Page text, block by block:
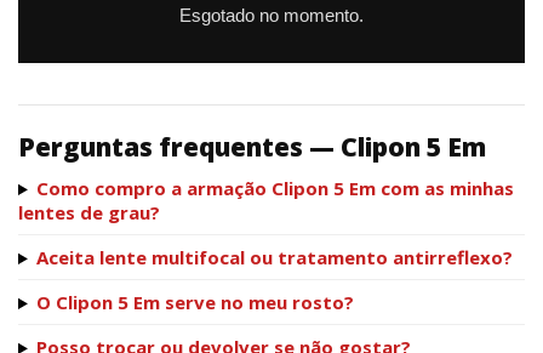
Esgotado no momento.
Perguntas frequentes — Clipon 5 Em
Como compro a armação Clipon 5 Em com as minhas
lentes de grau?
Aceita lente multifocal ou tratamento antirreflexo?
O Clipon 5 Em serve no meu rosto?
Posso trocar ou devolver se não gostar?